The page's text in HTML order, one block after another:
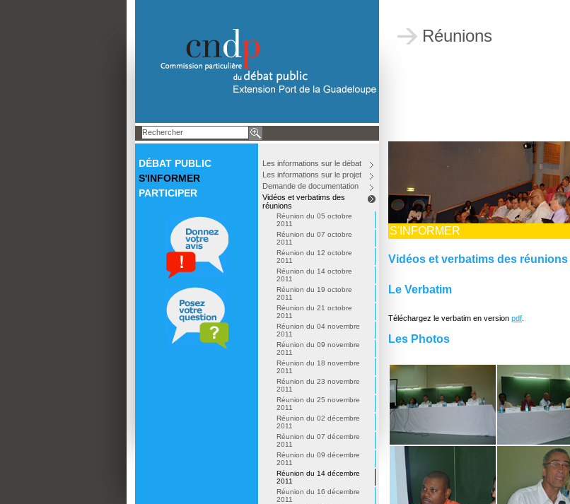
DÉBAT PUBLIC
S'INFORMER
PARTICIPER
Les informations sur le débat
Les informations sur le projet
Demande de documentation
Vidéos et verbatims des
réunions
Réunion du 05 octobre
2011
Réunion du 07 octobre
2011
Réunion du 12 octobre
2011
Réunion du 14 octobre
2011
Réunion du 19 octobre
2011
Réunion du 21 octobre
2011
Réunion du 04 novembre
2011
Réunion du 09 novembre
2011
Réunion du 18 novembre
2011
Réunion du 23 novembre
2011
Réunion du 25 novembre
2011
Réunion du 02 décembre
2011
Réunion du 07 décembre
2011
Réunion du 09 décembre
2011
Réunion du 14 décembre
2011
Réunion du 16 décembre
2011
Réunions
S'INFORMER
Vidéos et verbatims des réunions
Le Verbatim
Téléchargez le verbatim en version pdf
Les Photos